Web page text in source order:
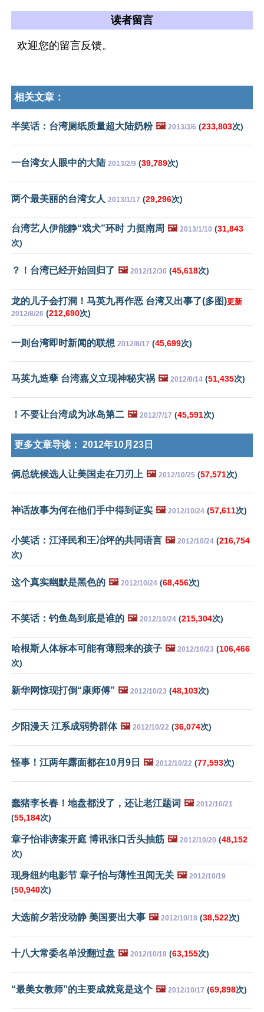
读者留言
欢迎您的留言反馈。
相关文章：
半笑话：台湾厕纸质量超大陆奶粉 🖼️ 2013/3/6 (233,803次)
一台湾女人眼中的大陆 2013/2/9 (39,789次)
两个最美丽的台湾女人 2013/1/17 (29,296次)
台湾艺人伊能静“戏犬”环时 力挺南周 🖼️ 2013/1/10 (31,843
次)
？！台湾已经开始回归了 🖼️ 2012/12/30 (45,618次)
龙的儿子会打洞！马英九再作恶 台湾又出事了(多图)更新
2012/8/26 (212,690次)
一则台湾即时新闻的联想 2012/8/17 (45,699次)
马英九造孽 台湾嘉义立现神秘灾祸 🖼️ 2012/8/14 (51,435次)
！不要让台湾成为冰岛第二 🖼️ 2012/7/17 (45,591次)
更多文章导读： 2012年10月23日
俩总统候选人让美国走在刀刃上 🖼️ 2012/10/25 (57,571次)
神话故事为何在他们手中得到证实 🖼️ 2012/10/24 (57,611次)
小笑话：江泽民和王冶坪的共同语言 🖼️ 2012/10/24 (216,754
次)
这个真实幽默是黑色的 🖼️ 2012/10/24 (68,456次)
不笑话：钓鱼岛到底是谁的 🖼️ 2012/10/24 (215,304次)
哈根斯人体标本可能有薄熙来的孩子 🖼️ 2012/10/23 (106,466
次)
新华网惊现打倒“康师傅” 🖼️ 2012/10/23 (48,103次)
夕阳漫天 江系成弱势群体 🖼️ 2012/10/22 (36,074次)
怪事！江两年露面都在10月9日 🖼️ 2012/10/22 (77,593次)
蠢猪李长春！地盘都没了，还让老江题词 🖼️ 2012/10/21
(55,184次)
章子怡诽谤案开庭 博讯张口舌头抽筋 🖼️ 2012/10/20 (48,152
次)
现身纽约电影节 章子怡与薄性丑闻无关 🖼️ 2012/10/19
(50,940次)
大选前夕若没动静 美国要出大事 🖼️ 2012/10/18 (38,522次)
十八大常委名单没翻过盘 🖼️ 2012/10/18 (63,155次)
“最美女教师”的主要成就竟是这个 🖼️ 2012/10/17 (69,898次)